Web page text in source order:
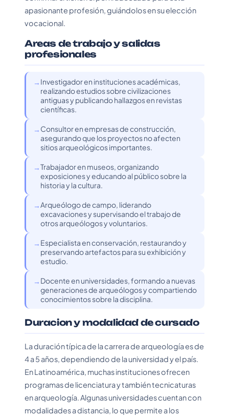
apasionante profesión, guiándolos en su elección
vocacional.
Areas de trabajo y salidas
profesionales
Investigador en instituciones académicas,
realizando estudios sobre civilizaciones
antiguas y publicando hallazgos en revistas
científicas.
Consultor en empresas de construcción,
asegurando que los proyectos no afecten
sitios arqueológicos importantes.
Trabajador en museos, organizando
exposiciones y educando al público sobre la
historia y la cultura.
Arqueólogo de campo, liderando
excavaciones y supervisando el trabajo de
otros arqueólogos y voluntarios.
Especialista en conservación, restaurando y
preservando artefactos para su exhibición y
estudio.
Docente en universidades, formando a nuevas
generaciones de arqueólogos y compartiendo
conocimientos sobre la disciplina.
Duracion y modalidad de cursado
La duración típica de la carrera de arqueología es de
4 a 5 años, dependiendo de la universidad y el país.
En Latinoamérica, muchas instituciones ofrecen
programas de licenciatura y también tecnicaturas
en arqueología. Algunas universidades cuentan con
modalidades a distancia, lo que permite a los